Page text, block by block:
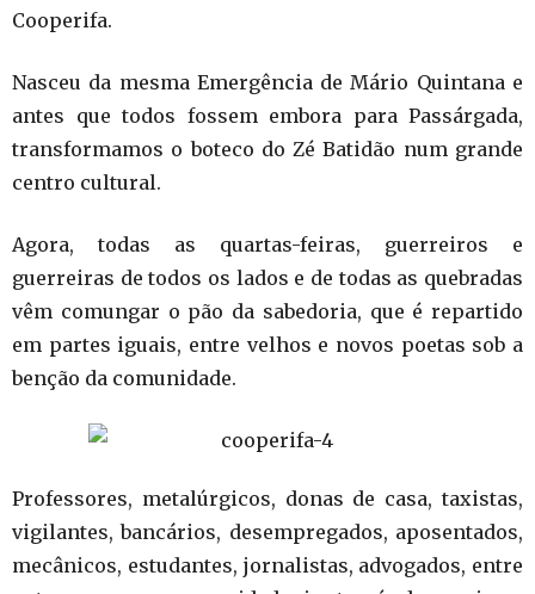
Cooperifa.
Nasceu da mesma Emergência de Mário Quintana e
antes que todos fossem embora para Passárgada,
transformamos o boteco do Zé Batidão num grande
centro cultural.
Agora, todas as quartas-feiras, guerreiros e
guerreiras de todos os lados e de todas as quebradas
vêm comungar o pão da sabedoria, que é repartido
em partes iguais, entre velhos e novos poetas sob a
benção da comunidade.
Professores, metalúrgicos, donas de casa, taxistas,
vigilantes, bancários, desempregados, aposentados,
mecânicos, estudantes, jornalistas, advogados, entre